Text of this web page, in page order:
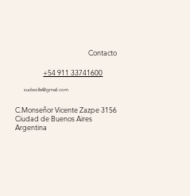
Contacto
+54 911 33741600
sudwolle@gmail.com
C.Monseñor Vicente Zazpe 3156
Ciudad de Buenos Aires
Argentina